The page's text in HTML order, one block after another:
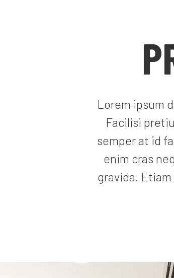
Lorem ipsum
Facilisi
semper at id
enim cras
gravida.